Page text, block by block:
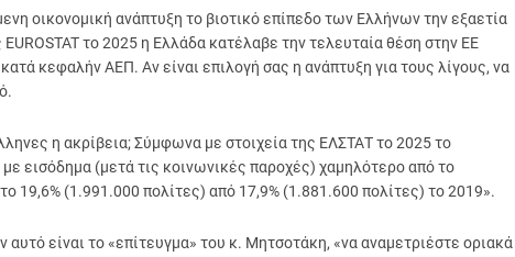
οικονομική ανάπτυξη το βιοτικό επίπεδο των Ελλήνων την εξαετία
το 2025 η Ελλάδα κατέλαβε την τελευταία θέση στην ΕΕ
κεφαλήν ΑΕΠ. Αν είναι επιλογή σας η ανάπτυξη για τους λίγους, να
η ακρίβεια; Σύμφωνα με στοιχεία της ΕΛΣΤΑΤ το 2025 το
εισόδημα (μετά τις κοινωνικές παροχές) χαμηλότερο από το
19,6% (1.991.000 πολίτες) από 17,9% (1.881.600 πολίτες) το 2019».
είναι το «επίτευγμα» του κ. Μητσοτάκη, «να αναμετριέστε οριακά